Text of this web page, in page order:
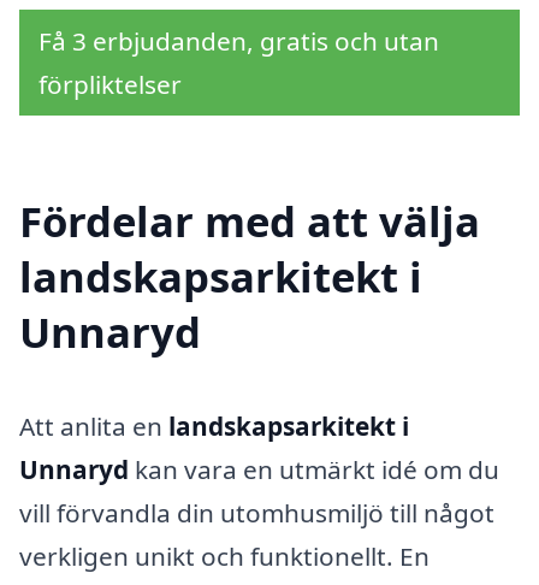
Få 3 erbjudanden, gratis och utan
förpliktelser
Fördelar med att välja
landskapsarkitekt i
Unnaryd
Att anlita en landskapsarkitekt i
Unnaryd kan vara en utmärkt idé om du
vill förvandla din utomhusmiljö till något
verkligen unikt och funktionellt. En